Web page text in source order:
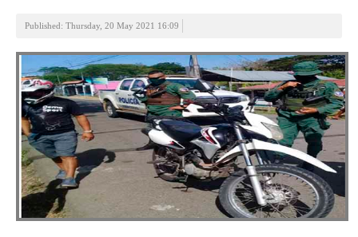
Published: Thursday, 20 May 2021 16:09